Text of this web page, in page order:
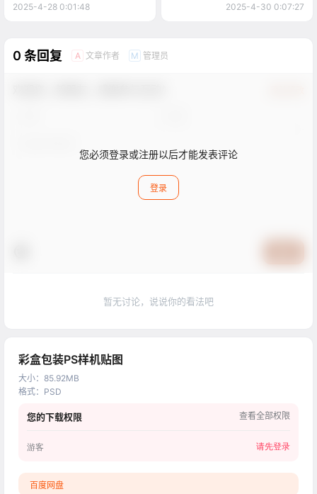
2025-4-28 0:01:48 2025-4-30 0:07:27
0 条回复 A 文章作者 M 管理员
您必须登录或注册以后才能发表评论
登录
暂无讨论，说说你的看法吧
彩盒包装PS样机贴图
大小： 85.92MB
格式： PSD
您的下载权限 查看全部权限
游客 请先登录
百度网盘